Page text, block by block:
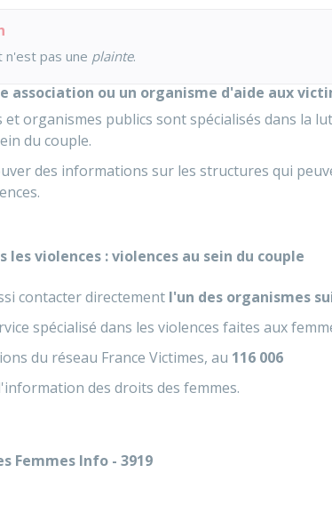
n'est pas une plainte.
association ou un organisme d'aide aux
et organismes publics sont spécialisés dans la
du couple.
des informations sur les structures qui
les violences : violences au sein du couple
contacter directement l'un des organismes
spécialisé dans les violences faites aux
du réseau France Victimes, au 116 006
des droits des femmes.
Femmes Info - 3919